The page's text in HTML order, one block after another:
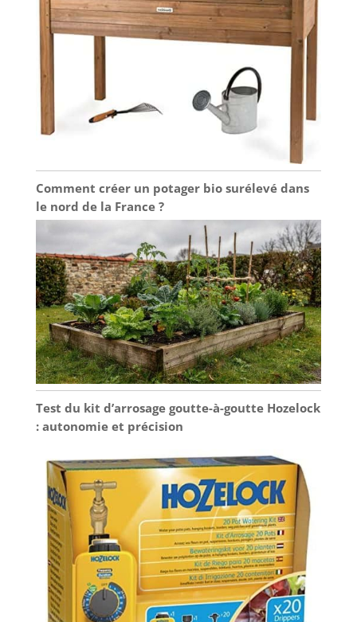
Comment créer un potager bio surélevé dans
le nord de la France ?
Test du kit d’arrosage goutte-à-goutte Hozelock
: autonomie et précision